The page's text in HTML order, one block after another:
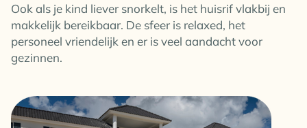
Ook als je kind liever snorkelt, is het huisrif vlakbij en
makkelijk bereikbaar. De sfeer is relaxed, het
personeel vriendelijk en er is veel aandacht voor
gezinnen.